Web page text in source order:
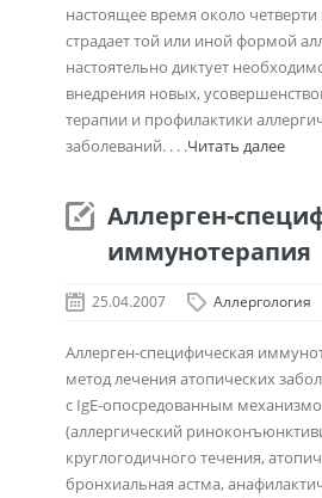
настоящее время около
страдает той или иной формой
настоятельно диктует
внедрения новых,
терапии и профилактики
заболеваний. . . .Читать далее
Аллерген-
иммунотерапия
25.04.2007 Аллергология
Аллерген-специфическая
метод лечения атопических
с IgE-опосредованным
(аллергический
круглогодичного течения,
бронхиальная астма,